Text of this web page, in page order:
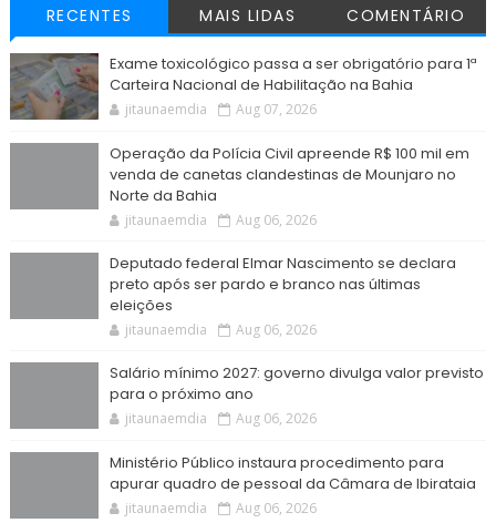
RECENTES MAIS LIDAS COMENTÁRIO
Exame toxicológico passa a ser obrigatório para 1ª
Carteira Nacional de Habilitação na Bahia
jitaunaemdia Aug 07, 2026
Operação da Polícia Civil apreende R$ 100 mil em
venda de canetas clandestinas de Mounjaro no
Norte da Bahia
jitaunaemdia Aug 06, 2026
Deputado federal Elmar Nascimento se declara
preto após ser pardo e branco nas últimas
eleições
jitaunaemdia Aug 06, 2026
Salário mínimo 2027: governo divulga valor previsto
para o próximo ano
jitaunaemdia Aug 06, 2026
Ministério Público instaura procedimento para
apurar quadro de pessoal da Câmara de Ibirataia
jitaunaemdia Aug 06, 2026